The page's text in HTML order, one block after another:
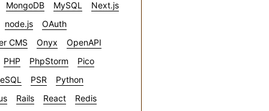
MongoDB MySQL
Next.js
node.js
OAuth
CMS
Onyx
OpenAPI
PHP
PhpStorm
Pico
PSR
Python
Rails React
Redis